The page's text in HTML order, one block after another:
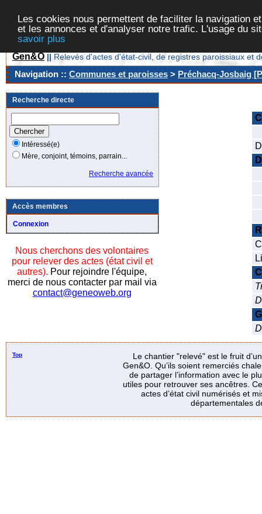
Les cookies nous permettent de faciliter la navigation
et les annonces et d'analyser notre trafic. L'usage du
savoir plus
Gen&O || Relevés d'actes d'état-civil, de registres paroissiaux et
Navigation :: Communes et paroisses > Préchacq-Josbaig
Recherche directe
Intéressé(e)
Mère, conjoint, témoins, parrain...
Recherche avancée
Accès membres
Connexion
Nous cherchons des volontaires
pour relever des actes (état civil et
autres). Pour rejoindre l'équipe,
merci de nous contacter par mail via
contact@geneoweb.org
Top
Le chantier "relevé" est le fruit
Gen&O. Qu’ils soient remerciés
de partager l’information avec le
utiles pour retrouver ses ancêtres.
actes d’état civil numérisés et
départementales